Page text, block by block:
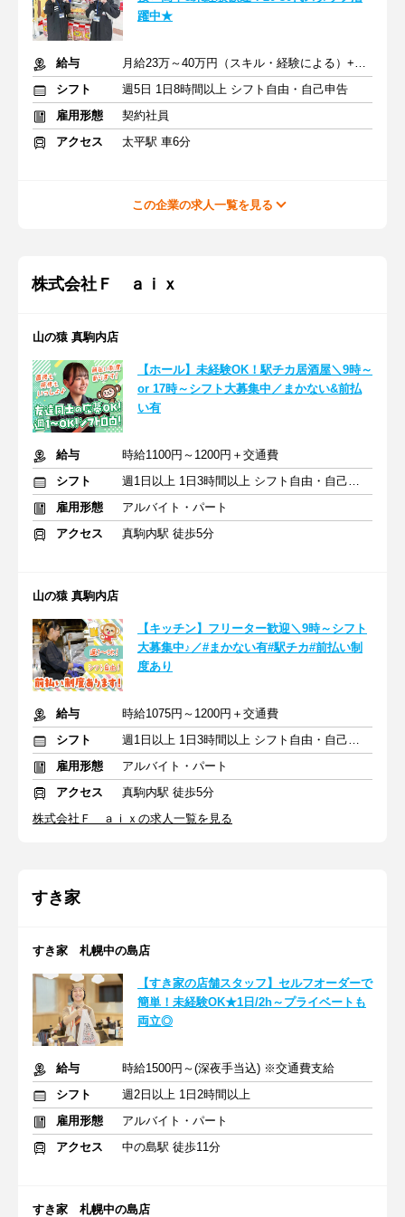
躍中★
給与
月給23万～40万円（スキル・経験による）+交通費全額支給
シフト
週5日 1日8時間以上 シフト自由・自己申告
雇用形態
契約社員
アクセス
太平駅 車6分
この企業の求人一覧を見る
株式会社Ｆ ａｉｘ
山の猿 真駒内店
【ホール】未経験OK！駅チカ居酒屋＼9時～
or 17時～シフト大募集中／まかない&前払
い有
給与
時給1100円～1200円＋交通費
シフト
週1日以上 1日3時間以上 シフト自由・自己申告
雇用形態
アルバイト・パート
アクセス
真駒内駅 徒歩5分
山の猿 真駒内店
【キッチン】フリーター歓迎＼9時～シフト
大募集中♪／#まかない有#駅チカ#前払い制
度あり
給与
時給1075円～1200円＋交通費
シフト
週1日以上 1日3時間以上 シフト自由・自己申告
雇用形態
アルバイト・パート
アクセス
真駒内駅 徒歩5分
株式会社Ｆ ａｉｘの求人一覧を見る
すき家
すき家 札幌中の島店
【すき家の店舗スタッフ】セルフオーダーで
簡単！未経験OK★1日/2h～プライベートも
両立◎
給与
時給1500円～(深夜手当込) ※交通費支給
シフト
週2日以上 1日2時間以上
雇用形態
アルバイト・パート
アクセス
中の島駅 徒歩11分
すき家 札幌中の島店